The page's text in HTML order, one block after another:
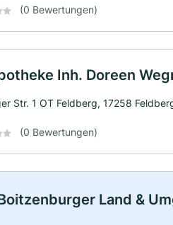
(0 Bewertungen)
Inh. Doreen
Str. 1 OT Feldberg, 17258
(0 Bewertungen)
Land &